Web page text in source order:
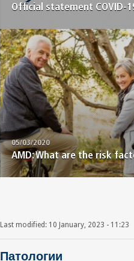
Official statement COVID-
05/03/2020
AMD: What are the risk
Last modified: 10 January, 2023 - 11:23
Патологии